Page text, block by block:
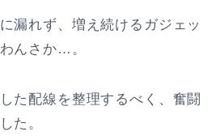
漏れず、増え続けるガジェッ
んさか…。
た配線を整理するべく、奮闘
た。